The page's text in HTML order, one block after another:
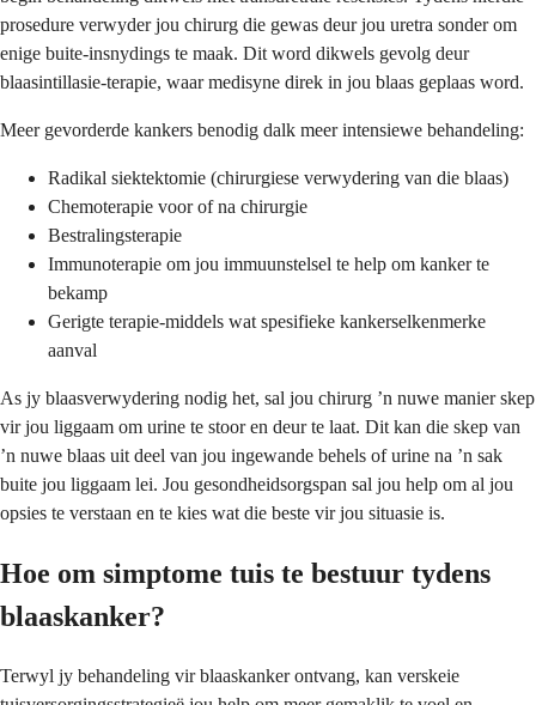
prosedure verwyder jou chirurg die gewas deur jou uretra sonder om
enige buite-insnydings te maak. Dit word dikwels gevolg deur
blaasintillasie-terapie, waar medisyne direk in jou blaas geplaas word.
Meer gevorderde kankers benodig dalk meer intensiewe behandeling:
Radikal siektektomie (chirurgiese verwydering van die blaas)
Chemoterapie voor of na chirurgie
Bestralingsterapie
Immunoterapie om jou immuunstelsel te help om kanker te
bekamp
Gerigte terapie-middels wat spesifieke kankerselkenmerke
aanval
As jy blaasverwydering nodig het, sal jou chirurg ’n nuwe manier skep
vir jou liggaam om urine te stoor en deur te laat. Dit kan die skep van
’n nuwe blaas uit deel van jou ingewande behels of urine na ’n sak
buite jou liggaam lei. Jou gesondheidsorgspan sal jou help om al jou
opsies te verstaan en te kies wat die beste vir jou situasie is.
Hoe om simptome tuis te bestuur tydens
blaaskanker?
Terwyl jy behandeling vir blaaskanker ontvang, kan verskeie